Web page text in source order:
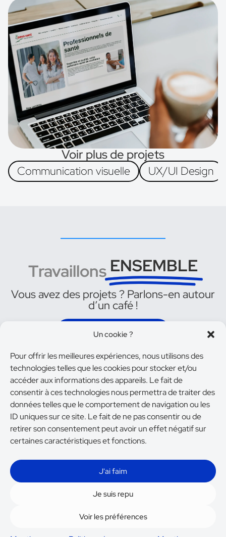
Un cookie ?
Pour offrir les meilleures expériences, nous utilisons des
technologies telles que les cookies pour stocker et/ou
accéder aux informations des appareils. Le fait de
consentir à ces technologies nous permettra de traiter des
données telles que le comportement de navigation ou les
ID uniques sur ce site. Le fait de ne pas consentir ou de
retirer son consentement peut avoir un effet négatif sur
certaines caractéristiques et fonctions.
J'ai faim
Je suis repu
Voir les préférences
Professionnels de santé
Voir plus de projets
Communication visuelle UX/UI Design
Travaillons ENSEMBLE
Vous avez des projets ? Parlons-en autour
d’un café !
Je prends contact
On reste en contact ?
Services Portfolio
À propos
07 86 90 16 26
Mentions légales.Politique de confidentialité